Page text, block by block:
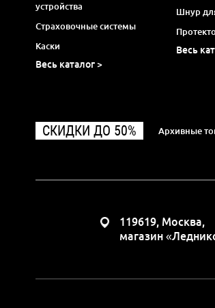
устройства
Страховочные системы
Каски
Весь каталог >
Шнур
Весь
СКИДКИ ДО 50% Архивные
119619, Москва,
магазин